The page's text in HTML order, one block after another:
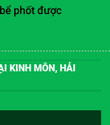
phốt được
KINH MÔN, HẢI